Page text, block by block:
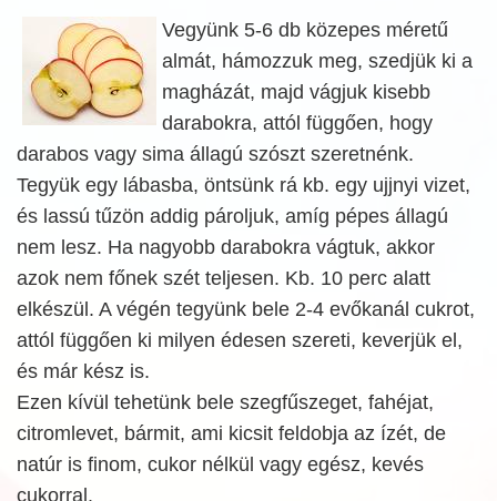
Vegyünk 5-6 db közepes méretű
almát, hámozzuk meg, szedjük ki a
magházát, majd vágjuk kisebb
darabokra, attól függően, hogy
darabos vagy sima állagú szószt szeretnénk.
Tegyük egy lábasba, öntsünk rá kb. egy ujjnyi vizet,
és lassú tűzön addig pároljuk, amíg pépes állagú
nem lesz. Ha nagyobb darabokra vágtuk, akkor
azok nem főnek szét teljesen. Kb. 10 perc alatt
elkészül. A végén tegyünk bele 2-4 evőkanál cukrot,
attól függően ki milyen édesen szereti, keverjük el,
és már kész is.
Ezen kívül tehetünk bele szegfűszeget, fahéjat,
citromlevet, bármit, ami kicsit feldobja az ízét, de
natúr is finom, cukor nélkül vagy egész, kevés
cukorral.